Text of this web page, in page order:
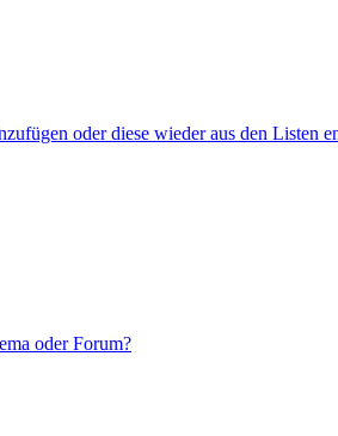
oder diese wieder aus den Listen
oder Forum?